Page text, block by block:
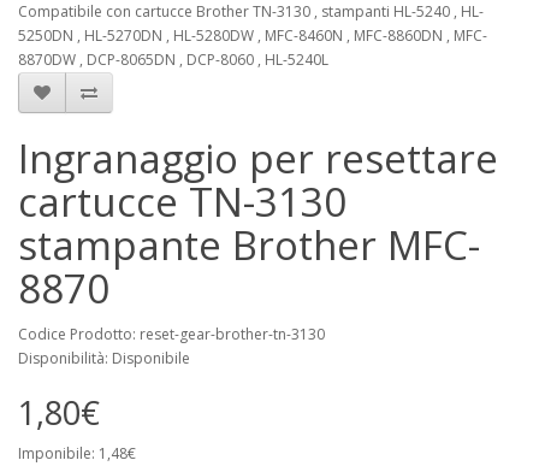
Compatibile con cartucce Brother TN-3130 , stampanti HL-5240 , HL-
5250DN , HL-5270DN , HL-5280DW , MFC-8460N , MFC-8860DN , MFC-
8870DW , DCP-8065DN , DCP-8060 , HL-5240L
Ingranaggio per resettare
cartucce TN-3130
stampante Brother MFC-
8870
Codice Prodotto: reset-gear-brother-tn-3130
Disponibilità: Disponibile
1,80€
Imponibile: 1,48€